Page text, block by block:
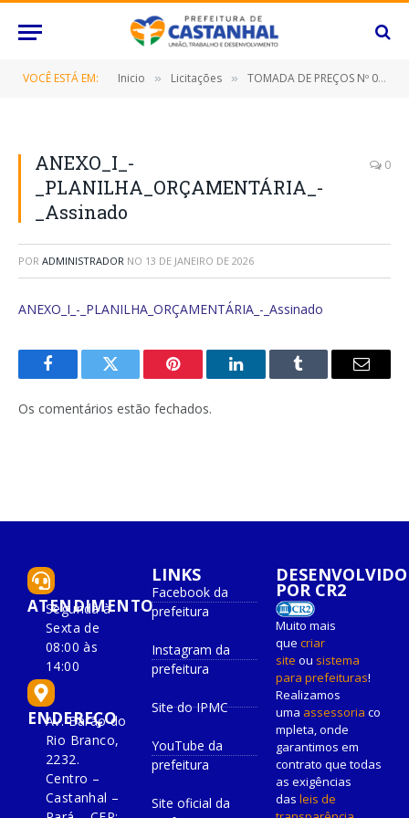
VOCÊ ESTÁ EM: Inicio » Licitações » TOMADA DE PREÇOS Nº 010/2021/PMC (CONTRATAÇÃO DE EMPRESA PARA A EXECUÇÃO DE SERVIÇOS DE MANUTENÇÃO PREVENTIVA E CORRETIVA, COM INSTALAÇÃO, IMPLANTAÇÃO, CONJUNTO DE ENERGIA SOLAR PARA O SISTEMA SEMAFÓRICO COM FORNECIMENTO DE MÃO DE OBRA)
ANEXO_I_-
_PLANILHA_ORÇAMENTÁRIA_-
_Assinado
0
POR ADMINISTRADOR NO 13 DE JANEIRO DE 2026
ANEXO_I_-_PLANILHA_ORÇAMENTÁRIA_-_Assinado
FacebookTwitter Pinterest O
Tumblr
E-
Os comentários estão fechados.
ATENDIMENTO
Segunda à
Sexta de
08:00 às
14:00
ENDEREÇO
Av. Barão do
Rio Branco,
2232.
Centro –
Castanhal –
LINKS
Facebook da
prefeitura
Instagram da
prefeitura
Site do IPMC
YouTube da
prefeitura
Site oficial da
DESENVOLVIDO
POR CR2
Muito mais
que criar
site ou sistema
para prefeituras!
Realizamos
uma assessoria co
mpleta, onde
garantimos em
contrato que todas
as exigências
das leis de